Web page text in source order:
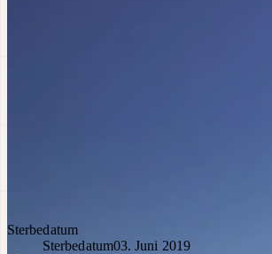
Sterbedatum
Sterbedatum03. Juni 2019